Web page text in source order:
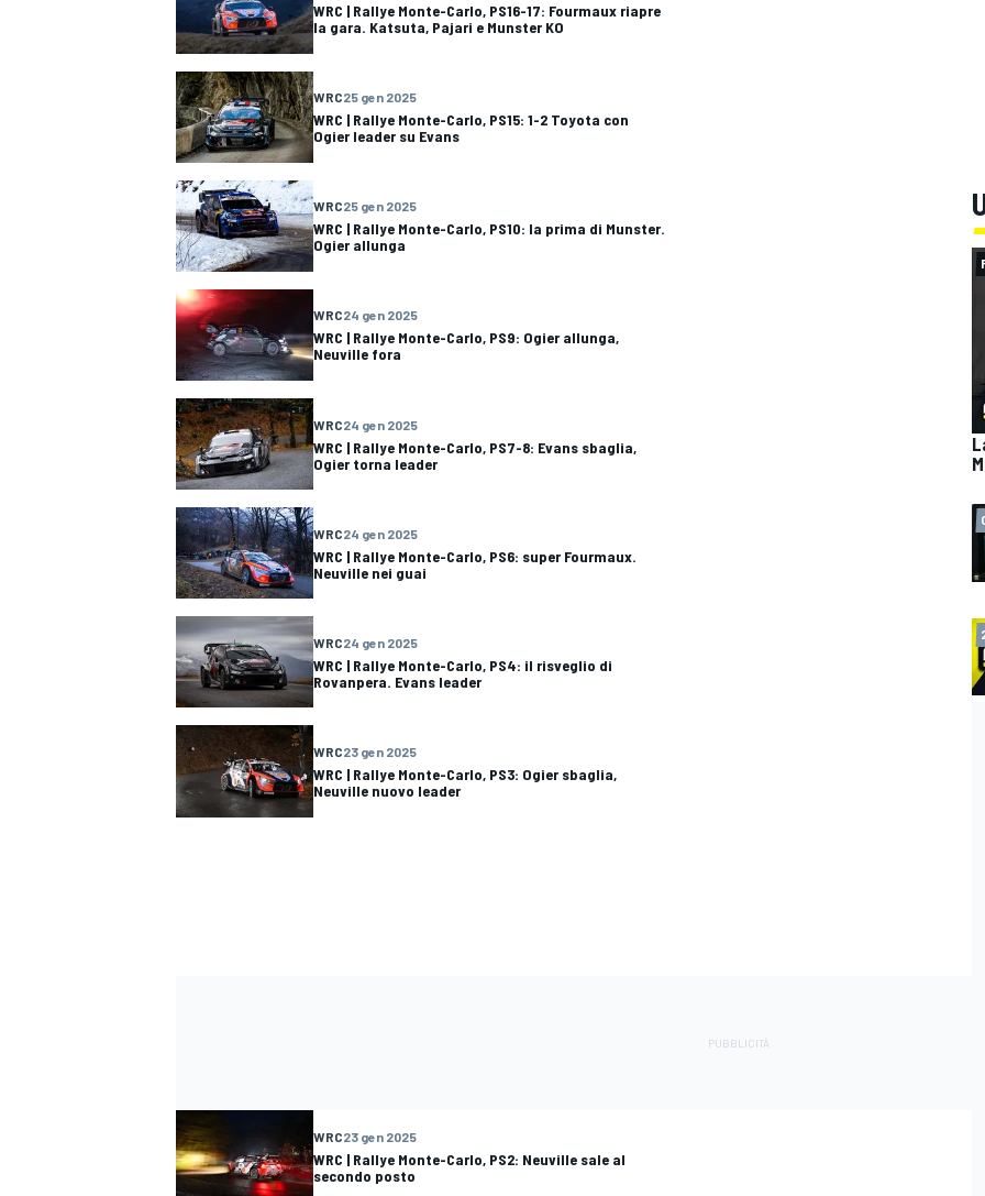
MONOMARCA
RALLY
WRC | Rallye Monte-Carlo, PS16-17: Fourmaux riapre
la gara. Katsuta, Pajari e Munster KO
WRC25 gen 2025
WRC | Rallye Monte-Carlo, PS15: 1-2 Toyota con
Ogier leader su Evans
WRC25 gen 2025
WRC | Rallye Monte-Carlo, PS10: la prima di Munster.
Ogier allunga
WRC24 gen 2025
WRC | Rallye Monte-Carlo, PS9: Ogier allunga,
Neuville fora
WRC24 gen 2025
WRC | Rallye Monte-Carlo, PS7-8: Evans sbaglia,
Ogier torna leader
WRC24 gen 2025
WRC | Rallye Monte-Carlo, PS6: super Fourmaux.
Neuville nei guai
WRC24 gen 2025
WRC | Rallye Monte-Carlo, PS4: il risveglio di
Rovanpera. Evans leader
WRC23 gen 2025
WRC | Rallye Monte-Carlo, PS3: Ogier sbaglia,
Neuville nuovo leader
WRC23 gen 2025
WRC | Rallye Monte-Carlo, PS2: Neuville sale al
secondo posto